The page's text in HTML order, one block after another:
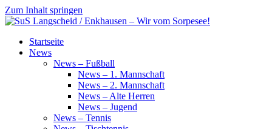
Zum Inhalt springen
SuS
Langscheid
Startseite
News
News – Fußball
News – 1. Mannschaft
News – 2. Mannschaft
News – Alte Herren
News – Jugend
News – Tennis